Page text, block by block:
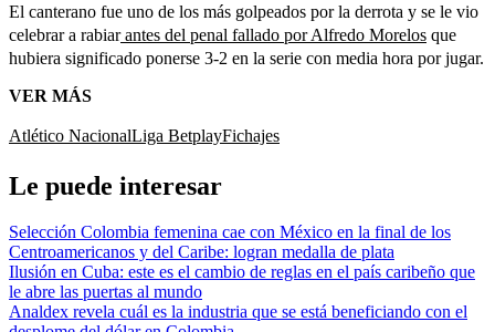
El canterano fue uno de los más golpeados por la derrota y se le vio
celebrar a rabiarantes del penal fallado por Alfredo Morelos que
hubiera significado ponerse 3-2 en la serie con media hora por jugar.
VER MÁS
Atlético NacionalLiga BetplayFichajes
Le puede interesar
Selección Colombia femenina cae con México en la final de los
Centroamericanos y del Caribe: logran medalla de plata
Ilusión en Cuba: este es el cambio de reglas en el país caribeño que
le abre las puertas al mundo
Analdex revela cuál es la industria que se está beneficiando con el